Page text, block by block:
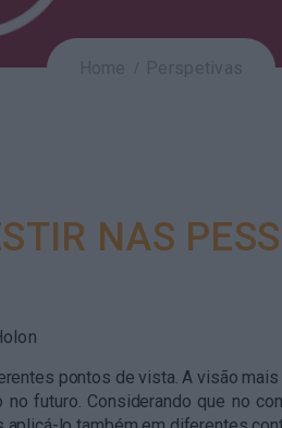
NAS
pontos de vista. A visão mais
futuro. Considerando que no